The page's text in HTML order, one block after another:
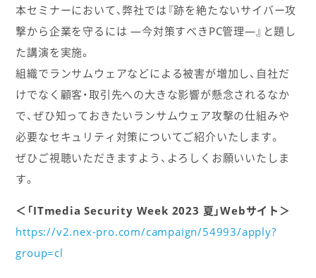
本セミナーにおいて、弊社では『跡を絶たないサイバー攻
撃から企業を守るには ―今対策すべきPC管理―』と題し
た講演を実施。
組織でランサムウェアなどによる被害が増加し、自社だ
けでなく顧客・取引先への大きな影響が懸念されるなか
で、ぜひ知っておきたいランサムウェア攻撃の仕組みや
必要なセキュリティ対策についてご紹介いたします。
ぜひご視聴いただきますよう、よろしくお願いいたしま
す。
＜「ITmedia Security Week 2023 夏」Webサイト＞
https://v2.nex-pro.com/campaign/54993/apply?
group=cl